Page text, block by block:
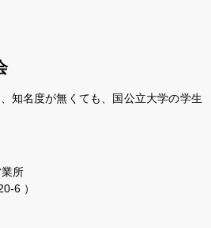
知名度が無くても、国公立大学の学生
所
6 ）